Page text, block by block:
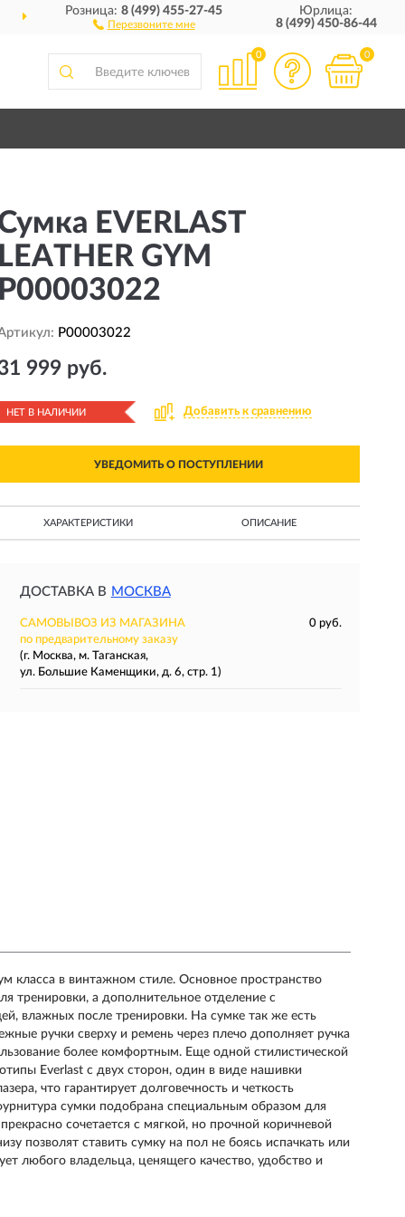
ДОСТАВИМ ПО ВСЕЙ РОССИИ
Розница:8 (499) 455-27-45
Перезвоните мне
Юрлица:
8 (499) 450-86-44
0 0
EVERLAST
GYM
P00003022
999 руб.
НЕТ В НАЛИЧИИ Добавить к сравнению
УВЕДОМИТЬ О ПОСТУПЛЕНИИ
ХАРАКТЕРИСТИКИ ОПИСАНИЕ
ДОСТАВКА В МОСКВА
САМОВЫВОЗ ИЗ МАГАЗИНА
0 руб.
по предварительному заказу
(г. Москва, м. Таганская,
ул. Большие Каменщики, д. 6, стр. 1)
класса в винтажном стиле. Основное пространство
а дополнительное отделение с
влажных после тренировки. На сумке так же есть
ручки сверху и ремень через плечо дополняет ручка
более комфортным. Еще одной стилистической
Everlast с двух сторон, один в виде нашивки
что гарантирует долговечность и четкость
сумки подобрана специальным образом для
сочетается с мягкой, но прочной коричневой
позволят ставить сумку на пол не боясь испачкать или
любого владельца, ценящего качество, удобство и